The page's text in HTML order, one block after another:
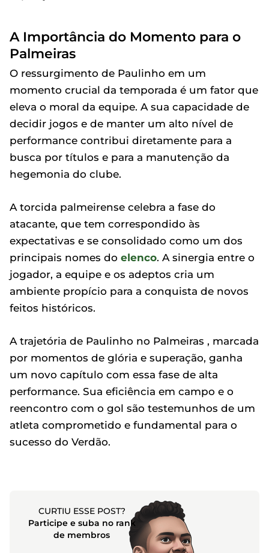
A Importância do Momento para o
Palmeiras
O ressurgimento de Paulinho em um
momento crucial da temporada é um fator que
eleva o moral da equipe. A sua capacidade de
decidir jogos e de manter um alto nível de
performance contribui diretamente para a
busca por títulos e para a manutenção da
hegemonia do clube.
A torcida palmeirense celebra a fase do
atacante, que tem correspondido às
expectativas e se consolidado como um dos
principais nomes do elenco. A sinergia entre o
jogador, a equipe e os adeptos cria um
ambiente propício para a conquista de novos
feitos históricos.
A trajetória de Paulinho no Palmeiras , marcada
por momentos de glória e superação, ganha
um novo capítulo com essa fase de alta
performance. Sua eficiência em campo e o
reencontro com o gol são testemunhos de um
atleta comprometido e fundamental para o
sucesso do Verdão.
CURTIU ESSE POST?
Participe e suba no rank
de membros